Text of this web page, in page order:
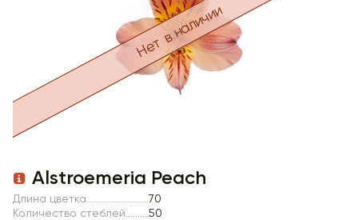
Item 1 of 1
Нет в наличии
Alstroemeria Peach
Длина цветка
70
Количество стеблей
50